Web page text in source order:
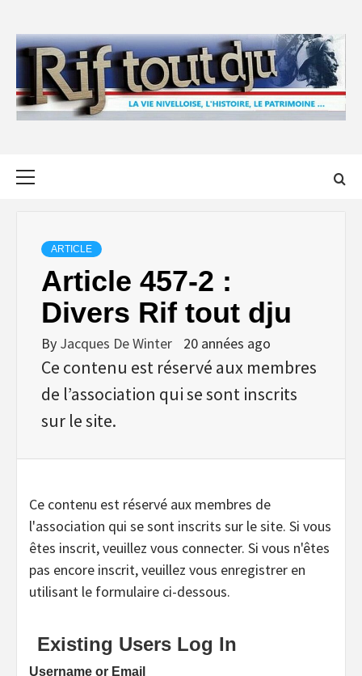
content
ARTICLE
Article 457-2 :
Divers Rif tout dju
By Jacques De Winter 20 années ago
Ce contenu est réservé aux membres
de l’association qui se sont inscrits
sur le site.
Ce contenu est réservé aux membres de
l'association qui se sont inscrits sur le site. Si vous
êtes inscrit, veuillez vous connecter. Si vous n'êtes
pas encore inscrit, veuillez vous enregistrer en
utilisant le formulaire ci-dessous.
Existing Users Log In
Username or Email